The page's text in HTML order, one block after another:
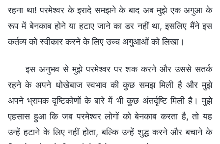
रहना था! परमेश्वर के इरादे समझने के बाद अब मुझे एक अगुआ के
रूप में बेनकाब होने या हटाए जाने का डर नहीं था, इसलिए मैंने इस
कर्तव्य को स्वीकार करने के लिए उच्च अगुआओं को लिखा।
इस अनुभव से मुझे परमेश्वर पर शक करने और उससे सतर्क
रहने के अपने धोखेबाज स्वभाव की कुछ समझ मिली है और मुझे
अपने भ्रामक दृष्टिकोणों के बारे में भी कुछ अंतर्दृष्टि मिली है। मुझे
एहसास हुआ कि जब परमेश्वर लोगों को बेनकाब करता है, तो यह
उन्हें हटाने के लिए नहीं होता, बल्कि उन्हें शुद्ध करने और बचाने के